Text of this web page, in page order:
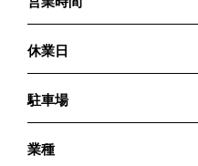
休業日
駐車場
業種